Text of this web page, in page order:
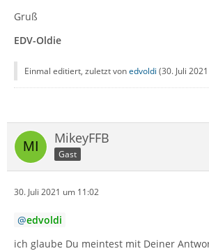
Gruß
EDV-Oldie
Einmal editiert, zuletzt vonedvoldi (30. Juli
MikeyFFB
Gast
30. Juli 2021 um 11:02
edvoldi
ich glaube Du meintest mit Deiner